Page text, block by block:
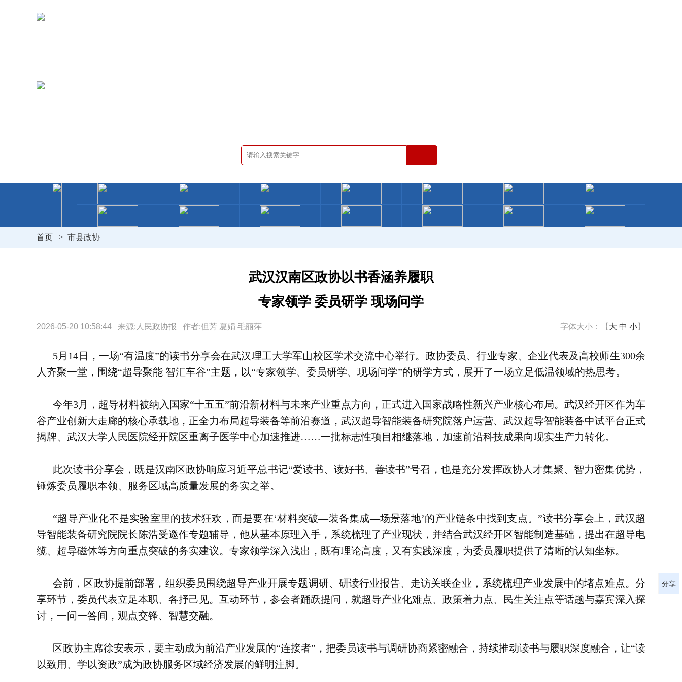
首页 > 市县政协
武汉汉南区政协以书香涵养履职
专家领学 委员研学 现场问学
2026-05-20 10:58:44 来源:人民政协报 作者:但芳 夏娟 毛丽萍 字体大小：【 大 中 小】
5月14日，一场“有温度”的读书分享会在武汉理工大学军山校区学术交流中心举行。政协委员、行业专家、企业代表及高校师生300余
人齐聚一堂，围绕“超导聚能 智汇车谷”主题，以“专家领学、委员研学、现场问学”的研学方式，展开了一场立足低温领域的热思考。
今年3月，超导材料被纳入国家“十五五”前沿新材料与未来产业重点方向，正式进入国家战略性新兴产业核心布局。武汉经开区作为车
谷产业创新大走廊的核心承载地，正全力布局超导装备等前沿赛道，武汉超导智能装备研究院落户运营、武汉超导智能装备中试平台正式
揭牌、武汉大学人民医院经开院区重离子医学中心加速推进……一批标志性项目相继落地，加速前沿科技成果向现实生产力转化。
此次读书分享会，既是汉南区政协响应习近平总书记“爱读书、读好书、善读书”号召，也是充分发挥政协人才集聚、智力密集优势，
锤炼委员履职本领、服务区域高质量发展的务实之举。
“超导产业化不是实验室里的技术狂欢，而是要在‘材料突破—装备集成—场景落地’的产业链条中找到支点。”读书分享会上，武汉超
导智能装备研究院院长陈浩受邀作专题辅导，他从基本原理入手，系统梳理了产业现状，并结合武汉经开区智能制造基础，提出在超导电
缆、超导磁体等方向重点突破的务实建议。专家领学深入浅出，既有理论高度，又有实践深度，为委员履职提供了清晰的认知坐标。
会前，区政协提前部署，组织委员围绕超导产业开展专题调研、研读行业报告、走访关联企业，系统梳理产业发展中的堵点难点。分
享环节，委员代表立足本职、各抒己见。互动环节，参会者踊跃提问，就超导产业化难点、政策着力点、民生关注点等话题与嘉宾深入探
讨，一问一答间，观点交锋、智慧交融。
区政协主席徐安表示，要主动成为前沿产业发展的“连接者”，把委员读书与调研协商紧密融合，持续推动读书与履职深度融合，让“读
以致用、学以资政”成为政协服务区域经济发展的鲜明注脚。
分享